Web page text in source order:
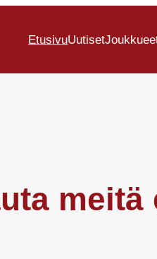
EtusivuUutiset
meitä